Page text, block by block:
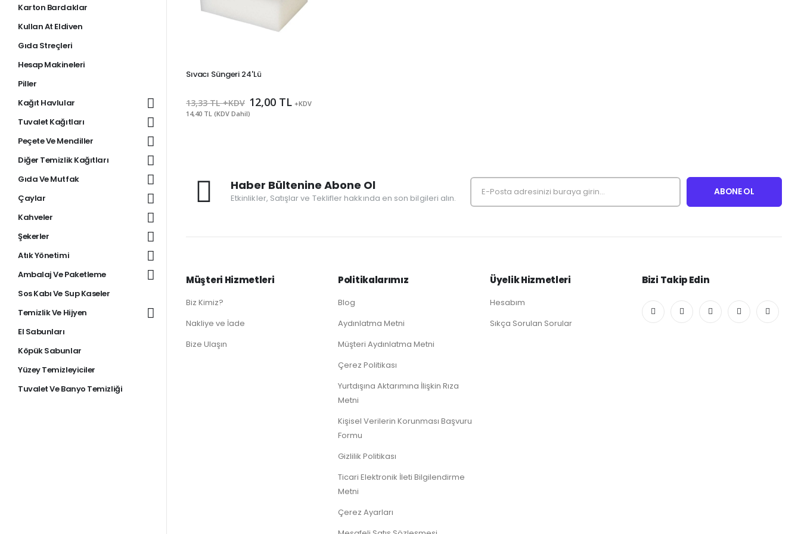
Karton Bardaklar
Kullan At Eldiven
Gıda Streçleri
Hesap Makineleri
Piller
Kağıt Havlular
Tuvalet Kağıtları
Peçete Ve Mendiller
Diğer Temizlik Kağıtları
Gıda Ve Mutfak
Çaylar
Kahveler
Şekerler
Atık Yönetimi
Ambalaj Ve Paketleme
Sos Kabı Ve Sup Kaseler
Temizlik Ve Hijyen
El Sabunları
Köpük Sabunlar
Yüzey Temizleyiciler
Tuvalet Ve Banyo Temizliği
Sıvacı Süngeri 24'Lü
13,33 TL +KDV 12,00 TL +KDV
14,40 TL (KDV Dahil)
Haber Bültenine Abone Ol
Etkinlikler, Satışlar ve Teklifler hakkında en son bilgileri alın.
Müşteri Hizmetleri
Biz Kimiz?
Nakliye ve İade
Bize Ulaşın
Politikalarımız
Blog
Aydınlatma Metni
Müşteri Aydınlatma Metni
Çerez Politikası
Yurtdışına Aktarımına İlişkin Rıza
Metni
Kişisel Verilerin Korunması Başvuru
Formu
Gizlilik Politikası
Ticari Elektronik İleti Bilgilendirme
Metni
Çerez Ayarları
Üyelik Hizmetleri
Hesabım
Sıkça Sorulan Sorular
Bizi Takip Edin